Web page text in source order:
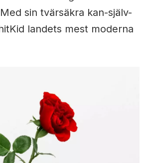
sin tvärsäkra kan-själv-
landets mest moderna